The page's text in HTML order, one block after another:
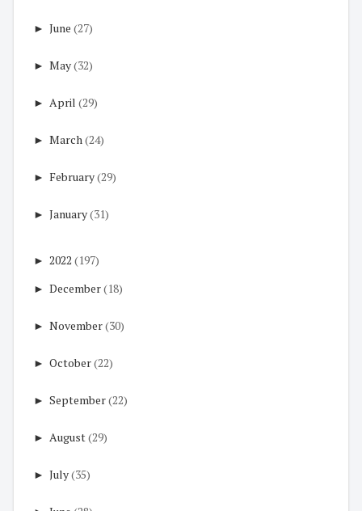
► June (27)
► May(32)
► April (29)
► March(24)
► February(29)
► January(31)
► 2022 (197)
► December(18)
► November(30)
► October(22)
► September(22)
► August(29)
► July(35)